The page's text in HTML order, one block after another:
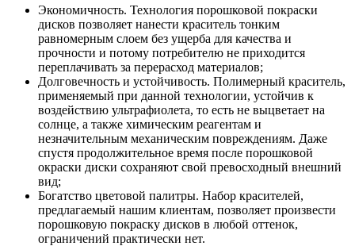
Экономичность. Технология порошковой покраски
дисков позволяет нанести краситель тонким
равномерным слоем без ущерба для качества и
прочности и потому потребителю не приходится
переплачивать за перерасход материалов;
Долговечность и устойчивость. Полимерный краситель,
применяемый при данной технологии, устойчив к
воздействию ультрафиолета, то есть не выцветает на
солнце, а также химическим реагентам и
незначительным механическим повреждениям. Даже
спустя продолжительное время после порошковой
окраски диски сохраняют свой превосходный внешний
вид;
Богатство цветовой палитры. Набор красителей,
предлагаемый нашим клиентам, позволяет произвести
порошковую покраску дисков в любой оттенок,
ограничений практически нет.